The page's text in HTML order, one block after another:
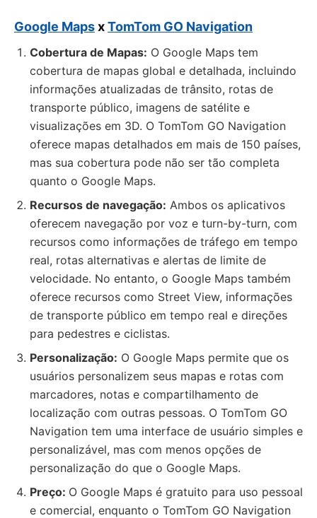
Google MapsxTomTom GO Navigation
Cobertura de Mapas: O Google Maps tem
cobertura de mapas global e detalhada, incluindo
informações atualizadas de trânsito, rotas de
transporte público, imagens de satélite e
visualizações em 3D. O TomTom GO Navigation
oferece mapas detalhados em mais de 150 países,
mas sua cobertura pode não ser tão completa
quanto o Google Maps.
Recursos de navegação: Ambos os aplicativos
oferecem navegação por voz e turn-by-turn, com
recursos como informações de tráfego em tempo
real, rotas alternativas e alertas de limite de
velocidade. No entanto, o Google Maps também
oferece recursos como Street View, informações
de transporte público em tempo real e direções
para pedestres e ciclistas.
Personalização: O Google Maps permite que os
usuários personalizem seus mapas e rotas com
marcadores, notas e compartilhamento de
localização com outras pessoas. O TomTom GO
Navigation tem uma interface de usuário simples e
personalizável, mas com menos opções de
personalização do que o Google Maps.
Preço: O Google Maps é gratuito para uso pessoal
e comercial, enquanto o TomTom GO Navigation